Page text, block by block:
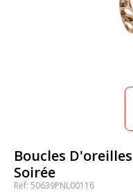
Boucles
Soirée
Ref: 50639PNL00116